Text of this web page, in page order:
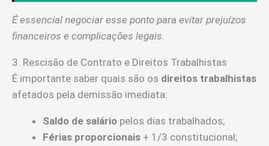
É essencial negociar esse ponto para evitar prejuízos
financeiros e complicações legais.
3. Rescisão de Contrato e Direitos Trabalhistas
É importante saber quais são os direitos trabalhistas
afetados pela demissão imediata:
Saldo de salário pelos dias trabalhados;
Férias proporcionais + 1/3 constitucional;